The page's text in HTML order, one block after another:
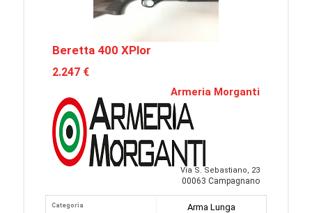
Beretta 400 XPlor
2.247 €
Armeria Morganti
Via S. Sebastiano, 23
00063 Campagnano
Categoria
Arma Lunga